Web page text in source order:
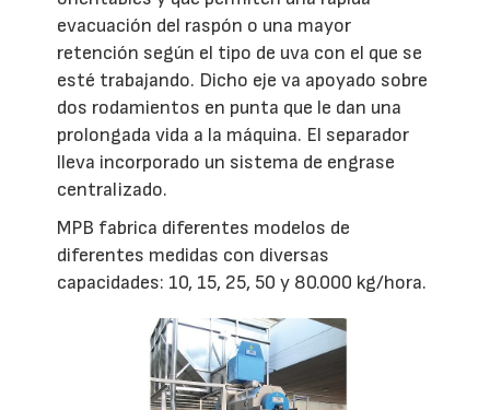
evacuación del raspón o una mayor
retención según el tipo de uva con el que se
esté trabajando. Dicho eje va apoyado sobre
dos rodamientos en punta que le dan una
prolongada vida a la máquina. El separador
lleva incorporado un sistema de engrase
centralizado.
MPB fabrica diferentes modelos de
diferentes medidas con diversas
capacidades: 10, 15, 25, 50 y 80.000 kg/hora.